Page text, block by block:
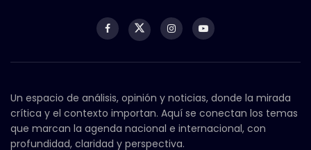
Un espacio de análisis, opinión y noticias, donde la mirada
crítica y el contexto importan. Aquí se conectan los temas
que marcan la agenda nacional e internacional, con
profundidad, claridad y perspectiva.